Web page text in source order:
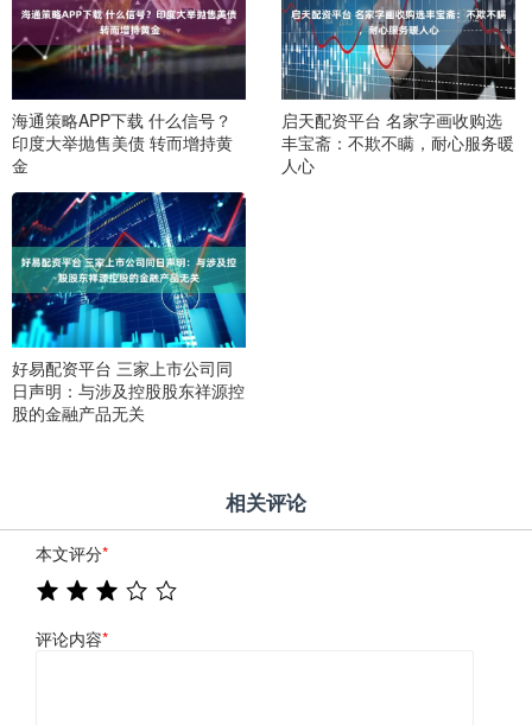
海通策略APP下载 什么信号？
印度大举抛售美债 转而增持黄
金
启天配资平台 名家字画收购选
丰宝斋：不欺不瞒，耐心服务暖
人心
好易配资平台 三家上市公司同
日声明：与涉及控股股东祥源控
股的金融产品无关
相关评论
本文评分*
评论内容*